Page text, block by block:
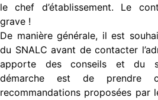
le chef d’établissement. Le
grave !
De manière générale, il est
du SNALC avant de contacter
apporte des conseils et du
démarche est de prendre
recommandations proposées par